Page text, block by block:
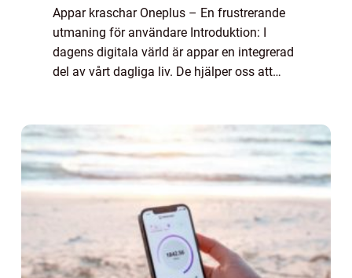
Appar kraschar Oneplus – En frustrerande
utmaning för användare Introduktion: I
dagens digitala värld är appar en integrerad
del av vårt dagliga liv. De hjälper oss att